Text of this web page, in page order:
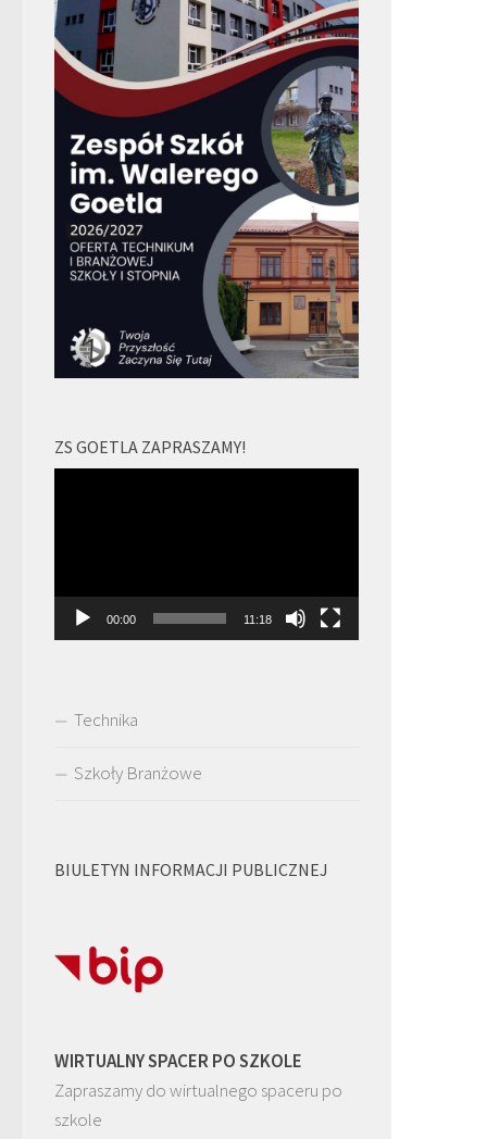
ZS GOETLA ZAPRASZAMY!
00:00 11:18
Technika
Szkoły Branżowe
BIULETYN INFORMACJI PUBLICZNEJ
WIRTUALNY SPACER PO SZKOLE
Zapraszamy do wirtualnego spaceru po
szkole